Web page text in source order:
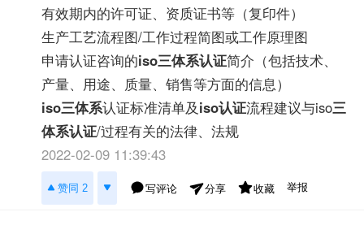
有效期内的许可证、资质证书等（复印件）
生产工艺流程图/工作过程简图或工作原理图
申请认证咨询的iso三体系认证简介（包括技术、
产量、用途、质量、销售等方面的信息）
iso三体系认证标准清单及iso认证流程建议与iso三
体系认证/过程有关的法律、法规
2022-02-09 11:39:43
赞同 2 写评论 分享 收藏 举报